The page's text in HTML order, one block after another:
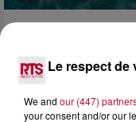
HÉRAULT,
SPOTS DE
complexes pour
Le respect de
We and our (447)
your consent and/or our